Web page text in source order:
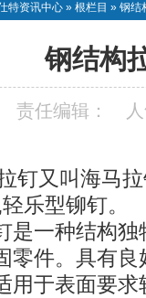
特资讯中心 » 根栏目 » 钢结
钢结构
责任编辑：
钉又叫海马拉
,轻乐型铆钉。
是一种结构
零件。具有
用于表面要